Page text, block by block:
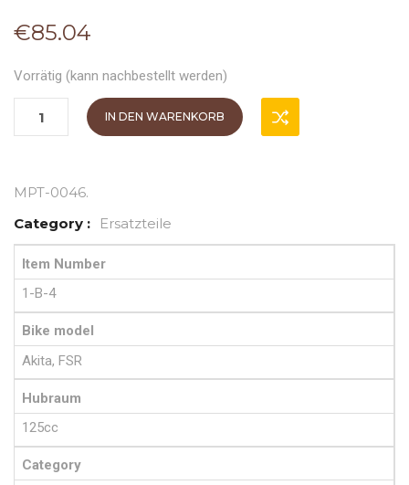
€85.04
Vorrätig (kann nachbestellt werden)
IN DEN WARENKORB
MPT-0046.
Category :
Ersatzteile
Item Number
1-B-4
Bike model
Akita, FSR
Hubraum
125cc
Category